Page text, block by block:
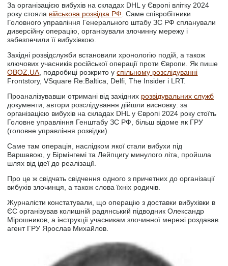
За організацією вибухів на складах DHL у Європі влітку 2024
року стояла військова розвідка РФ . Саме співробітники
Головного управління Генерального штабу ЗС РФ спланували
диверсійну операцію, організували злочинну мережу і
забезпечили її вибухівкою.
Західні розвідслужби встановили хронологію подій, а також
ключових учасників російської операції проти Європи. Як пише
OBOZ.UA , подробиці розкрито успільному розслідуванні
Frontstory, VSquare Re:Baltica, Delfi, The Insider і LRT.
Проаналізувавши отримані від західних розвідувальних служб
документи, автори розслідування дійшли висновку: за
організацією вибухів на складах DHL у Європі 2024 року стоїть
Головне управління Генштабу ЗС РФ, більш відоме як ГРУ
(головне управління розвідки).
Саме там операція, наслідком якої стали вибухи під
Варшавою, у Бірмінгемі та Лейпцигу минулого літа, пройшла
шлях від ідеї до реалізації.
Про це ж свідчать свідчення одного з причетних до організації
вибухів злочинця, а також слова їхніх родичів.
Журналісти констатували, що операцію з доставки вибухівки в
ЄС організував колишній радянський підводник Олександр
Мірошников, а інструкції учасникам злочинної мережі роздавав
агент ГРУ Ярослав Михайлов.